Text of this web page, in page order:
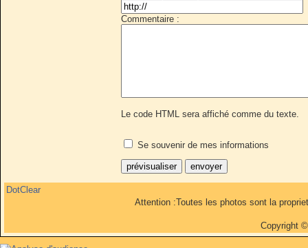
Commentaire :
Le code HTML sera affiché comme du texte.
Se souvenir de mes informations
DotClear
Attention :Toutes les photos sont la
Copyright